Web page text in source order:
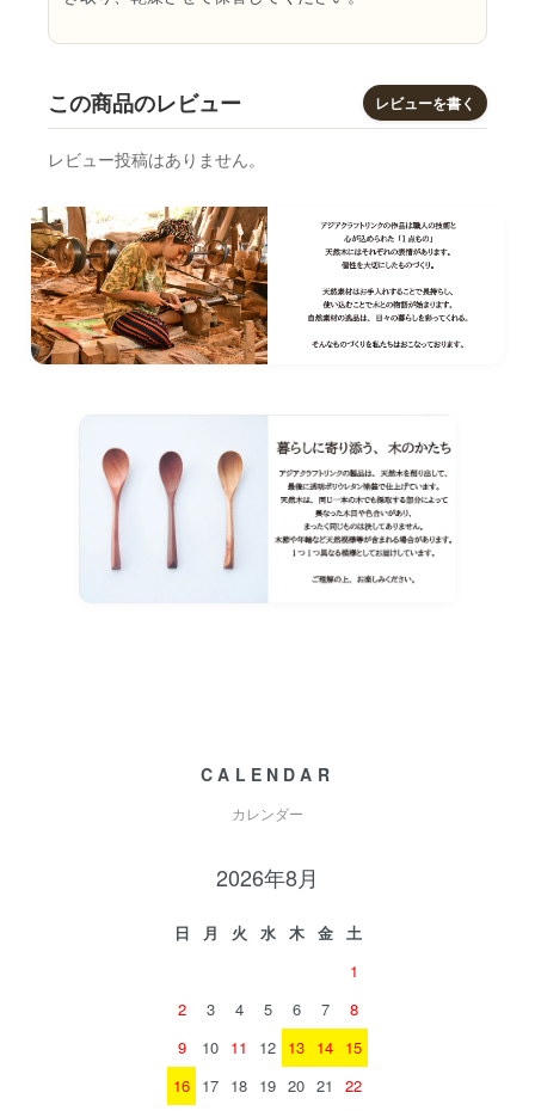
この商品のレビュー レビューを書く
レビュー投稿はありません。
CALENDAR
カレンダー
2026年8月
日 月 火 水 木 金
土
1
2
3 4 5 6 7
8
9
10 11 12 13 14 15
16 17 18 19 20 21
22